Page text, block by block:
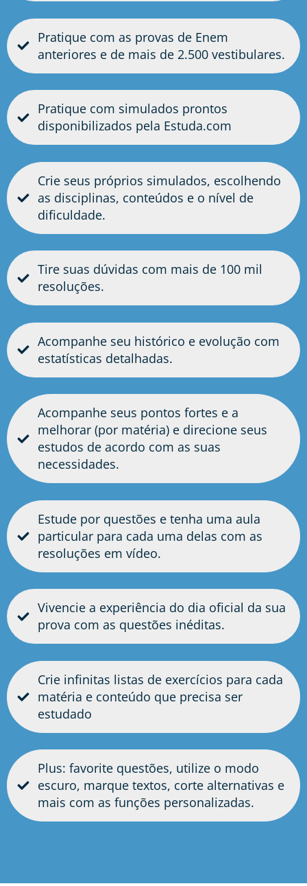
Pratique com as provas de Enem
anteriores e de mais de 2.500 vestibulares.
Pratique com simulados prontos
disponibilizados pela Estuda.com
Crie seus próprios simulados, escolhendo
as disciplinas, conteúdos e o nível de
dificuldade.
Tire suas dúvidas com mais de 100 mil
resoluções.
Acompanhe seu histórico e evolução com
estatísticas detalhadas.
Acompanhe seus pontos fortes e a
melhorar (por matéria) e direcione seus
estudos de acordo com as suas
necessidades.
Estude por questões e tenha uma aula
particular para cada uma delas com as
resoluções em vídeo.
Vivencie a experiência do dia oficial da sua
prova com as questões inéditas.
Crie infinitas listas de exercícios para cada
matéria e conteúdo que precisa ser
estudado
Plus: favorite questões, utilize o modo
escuro, marque textos, corte alternativas e
mais com as funções personalizadas.